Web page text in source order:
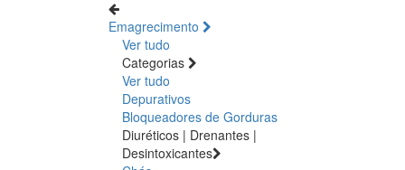
Emagrecimento
Ver tudo
Categorias
Ver tudo
Depurativos
Bloqueadores de Gorduras
Diuréticos | Drenantes |
Desintoxicantes